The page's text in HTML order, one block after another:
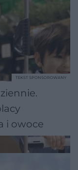
i owoce
TEKST SPONSOROWANY